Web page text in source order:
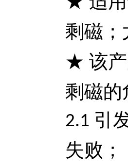
剩磁；
★ 该产
剩磁的
2.1 引
失败；